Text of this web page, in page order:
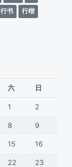
行书
行楷
六 日
1 2
8 9
15 16
22 23